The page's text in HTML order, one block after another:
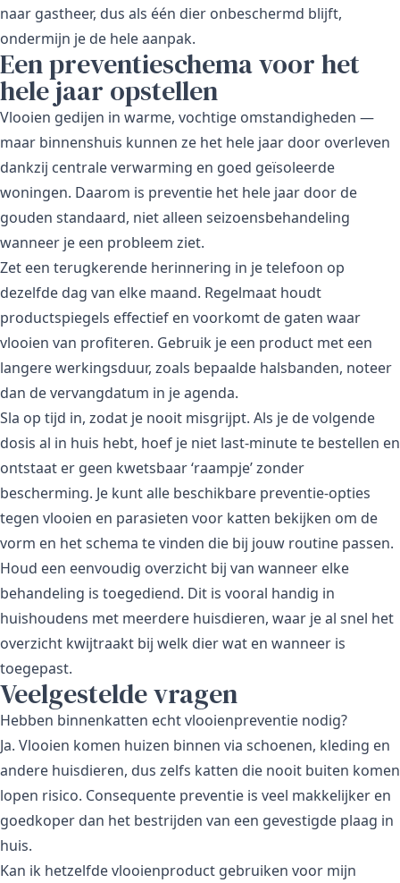
naar gastheer, dus als één dier onbeschermd blijft,
ondermijn je de hele aanpak.
Een preventieschema voor het
hele jaar opstellen
Vlooien gedijen in warme, vochtige omstandigheden —
maar binnenshuis kunnen ze het hele jaar door overleven
dankzij centrale verwarming en goed geïsoleerde
woningen. Daarom is preventie het hele jaar door de
gouden standaard, niet alleen seizoensbehandeling
wanneer je een probleem ziet.
Zet een terugkerende herinnering in je telefoon op
dezelfde dag van elke maand. Regelmaat houdt
productspiegels effectief en voorkomt de gaten waar
vlooien van profiteren. Gebruik je een product met een
langere werkingsduur, zoals bepaalde halsbanden, noteer
dan de vervangdatum in je agenda.
Sla op tijd in, zodat je nooit misgrijpt. Als je de volgende
dosis al in huis hebt, hoef je niet last-minute te bestellen en
ontstaat er geen kwetsbaar ‘raampje’ zonder
bescherming. Je kunt alle beschikbare preventie-opties
tegen vlooien en parasieten voor katten bekijken om de
vorm en het schema te vinden die bij jouw routine passen.
Houd een eenvoudig overzicht bij van wanneer elke
behandeling is toegediend. Dit is vooral handig in
huishoudens met meerdere huisdieren, waar je al snel het
overzicht kwijtraakt bij welk dier wat en wanneer is
toegepast.
Veelgestelde vragen
Hebben binnenkatten echt vlooienpreventie nodig?
Ja. Vlooien komen huizen binnen via schoenen, kleding en
andere huisdieren, dus zelfs katten die nooit buiten komen
lopen risico. Consequente preventie is veel makkelijker en
goedkoper dan het bestrijden van een gevestigde plaag in
huis.
Kan ik hetzelfde vlooienproduct gebruiken voor mijn